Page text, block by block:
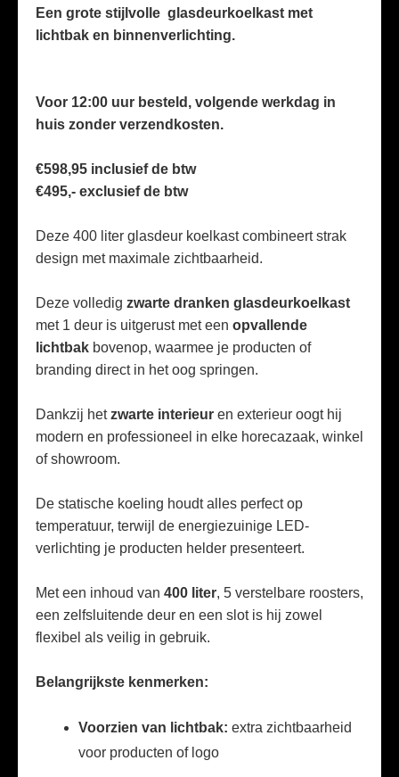
aantal
Een grote stijlvolle glasdeurkoelkast met
lichtbak en binnenverlichting.
Voor 12:00 uur besteld, volgende werkdag in
huis zonder verzendkosten.
€598,95 inclusief de btw
€495,- exclusief de btw
Deze 400 liter glasdeur koelkast combineert strak
design met maximale zichtbaarheid.
Deze volledig zwarte dranken glasdeurkoelkast
met 1 deur is uitgerust met een opvallende
lichtbak bovenop, waarmee je producten of
branding direct in het oog springen.
Dankzij hetzwarte interieur en exterieur oogt hij
modern en professioneel in elke horecazaak, winkel
of showroom.
De statische koeling houdt alles perfect op
temperatuur, terwijl de energiezuinige LED-
verlichting je producten helder presenteert.
Met een inhoud van 400 liter, 5 verstelbare roosters,
een zelfsluitende deur en een slot is hij zowel
flexibel als veilig in gebruik.
Belangrijkste kenmerken:
Voorzien van lichtbak: extra zichtbaarheid
voor producten of logo